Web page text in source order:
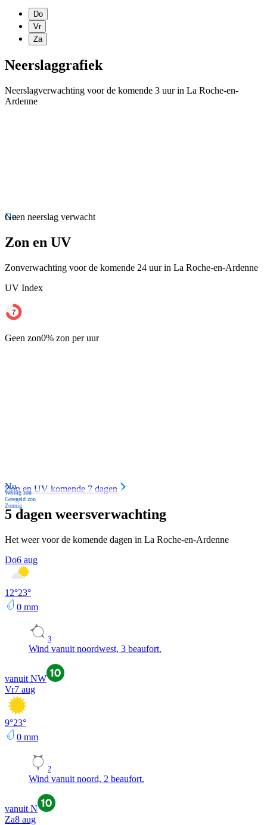
Do
Vr
Za
Neerslaggrafiek
Neerslagverwachting voor de komende 3 uur in La Roche-en-
Ardenne
Nu
Geen neerslag verwacht
Zon en UV
Zonverwachting voor de komende 24 uur in La Roche-en-Ardenne
UV Index
Geen zon0% zon per uur
Nu
Weinig zon
Geregeld zon
Zonnig
Zon en UV komende 7 dagen
5 dagen weersverwachting
Het weer voor de komende dagen in La Roche-en-Ardenne
Do6 aug
12°23°
0 mm
3
Wind vanuit noordwest, 3 beaufort.
vanuit NW
Vr7 aug
9°23°
0 mm
2
Wind vanuit noord, 2 beaufort.
vanuit N
Za8 aug